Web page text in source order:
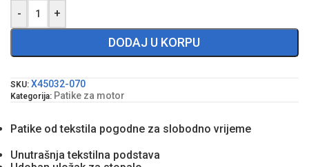
- +
DODAJ U KORPU
SKU: X45032-070
Kategorija: Patike za motor
Patike od tekstila pogodne za slobodno vrijeme
Unutrašnja tekstilna podstava